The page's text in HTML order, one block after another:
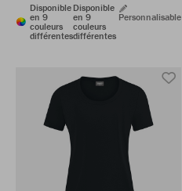
Disponible
en 9
couleurs
différentes
Disponible
en 9
couleurs
différentes
Personnalisable